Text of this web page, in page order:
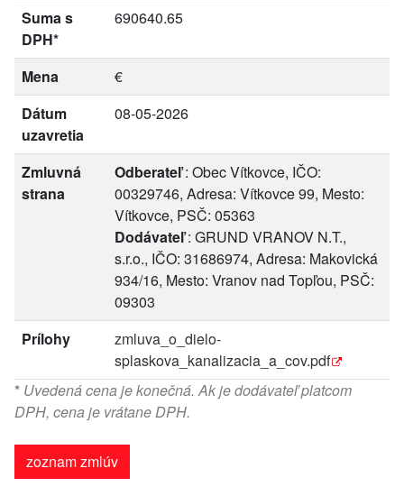
Suma s
DPH*
690640.65
Mena
€
Dátum
uzavretia
08-05-2026
Zmluvná
strana
Odberateľ: Obec Vítkovce, IČO:
00329746, Adresa: Vítkovce 99, Mesto:
Vítkovce, PSČ: 05363
Dodávateľ: GRUND VRANOV N.T.,
s.r.o., IČO: 31686974, Adresa: Makovická
934/16, Mesto: Vranov nad Topľou, PSČ:
09303
Prílohy
zmluva_o_dielo-
splaskova_kanalizacia_a_cov.pdf
* Uvedená cena je konečná. Ak je dodávateľ platcom
DPH, cena je vrátane DPH.
zoznam zmlúv